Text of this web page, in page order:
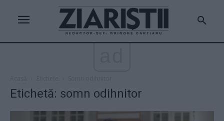
Etichetă: somn odihnitor